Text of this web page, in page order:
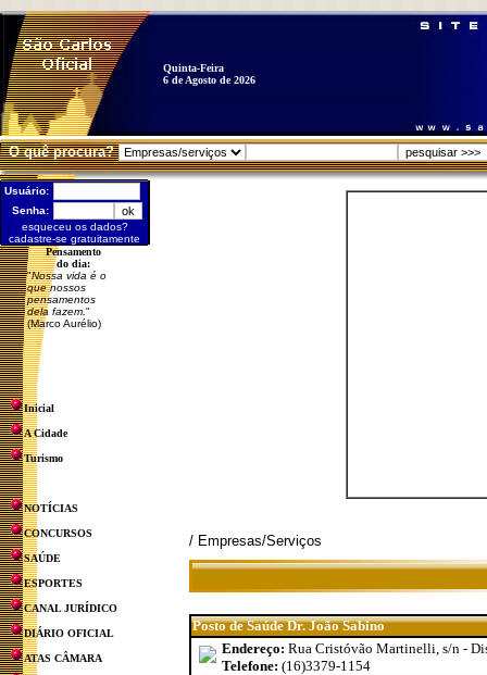
Quinta-Feira
6 de Agosto de 2026
O quê procura?
Usuário:
Senha:
esqueceu os dados?
cadastre-se gratuitamente
Pensamento
do dia:
"Nossa vida é o
que nossos
pensamentos
dela fazem. "
(Marco Aurélio)
Inicial
A Cidade
Turismo
NOTÍCIAS
CONCURSOS
SAÚDE
ESPORTES
CANAL JURÍDICO
DIÁRIO OFICIAL
ATAS CÂMARA
/ Empresas/Serviços
Posto de Saúde Dr. João Sabino
Endereço: Rua Cristóvão Martinelli, s/n -
Telefone: (16)3379-1154